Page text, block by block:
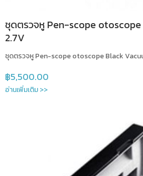
ชุดตรวจหู Pen-scope
2.7V
ชุดตรวจหู Pen-scope otoscope Black
฿5,500.00
อ่านเพิ่มเติม >>